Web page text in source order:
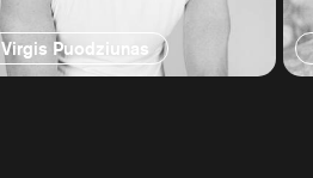
Virgis Puodziunas